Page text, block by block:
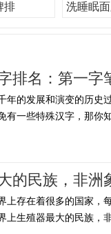
排
洗睡眠
排名：第一字
年的发展和演变的历史
有一些特殊汉字，那你
的民族，非洲
上存在着很多的国家，
上生殖器最大的民族，